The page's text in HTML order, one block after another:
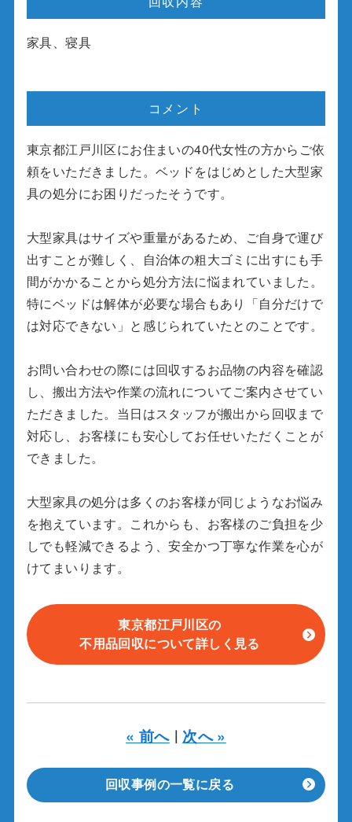
家具、寝具
コメント
東京都江戸川区にお住まいの40代女性の方からご依
頼をいただきました。ベッドをはじめとした大型家
具の処分にお困りだったそうです。
大型家具はサイズや重量があるため、ご自身で運び
出すことが難しく、自治体の粗大ゴミに出すにも手
間がかかることから処分方法に悩まれていました。
特にベッドは解体が必要な場合もあり「自分だけで
は対応できない」と感じられていたとのことです。
お問い合わせの際には回収するお品物の内容を確認
し、搬出方法や作業の流れについてご案内させてい
ただきました。当日はスタッフが搬出から回収まで
対応し、お客様にも安心してお任せいただくことが
できました。
大型家具の処分は多くのお客様が同じようなお悩み
を抱えています。これからも、お客様のご負担を少
しでも軽減できるよう、安全かつ丁寧な作業を心が
けてまいります。
東京都江戸川区の
不用品回収について詳しく見る
« 前へ ｜ 次へ »
回収事例の一覧に戻る